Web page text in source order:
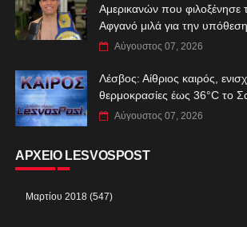
Αμερικανών που φιλοξένησε
Αφγανό μιλά για την
Αύγουστος 07, 2026
Λέσβος: Αίθριος καιρός,
θερμοκρασίες έως 36°C το
Αύγουστος 07, 2026
ΑΡΧΕΙΟ LESVOSPOST